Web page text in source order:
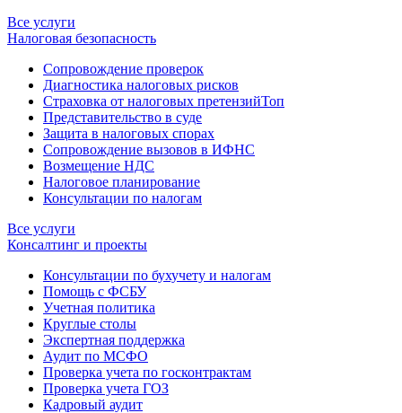
Все услуги
Налоговая безопасность
Сопровождение проверок
Диагностика налоговых рисков
Страховка от налоговых претензийТоп
Представительство в суде
Защита в налоговых спорах
Сопровождение вызовов в ИФНС
Возмещение НДС
Налоговое планирование
Консультации по налогам
Все услуги
Консалтинг и проекты
Консультации по бухучету и налогам
Помощь с ФСБУ
Учетная политика
Круглые столы
Экспертная поддержка
Аудит по МСФО
Проверка учета по госконтрактам
Проверка учета ГОЗ
Кадровый аудит